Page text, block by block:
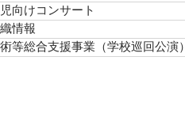
向けコンサート
情報
等総合支援事業（学校巡回公演）